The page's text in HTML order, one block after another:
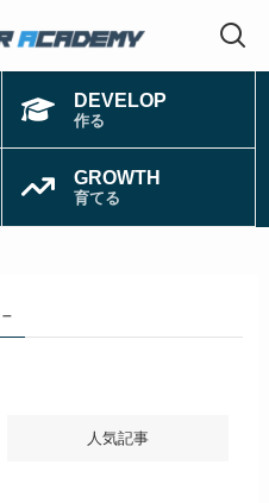
DEVELOP
作る
GROWTH
育てる
人気記事